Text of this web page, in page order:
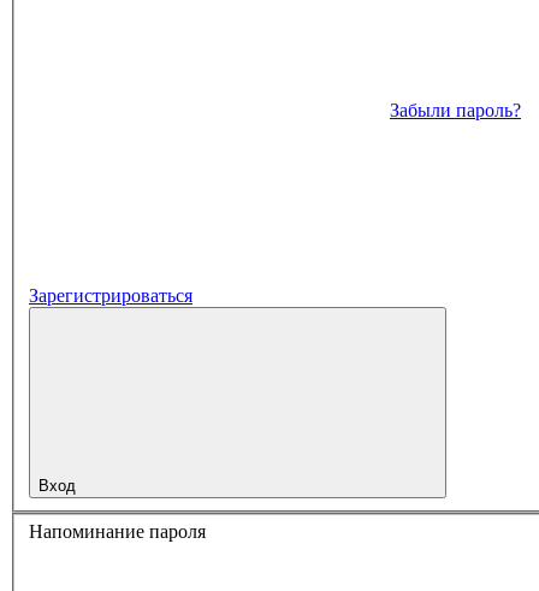
Забыли пароль?
Зарегистрироваться
Вход
Напоминание пароля